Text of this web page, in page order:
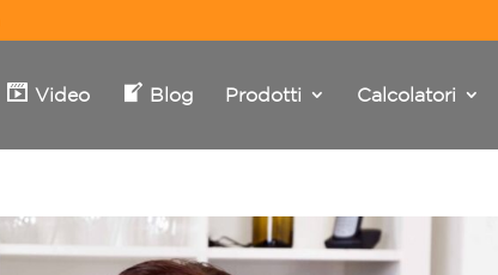
Video Blog Prodotti Calcolatori